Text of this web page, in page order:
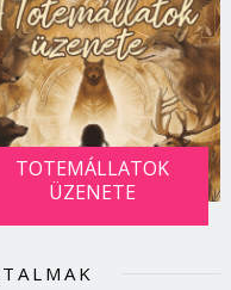
TOTEMÁLLATOK
ÜZENETE